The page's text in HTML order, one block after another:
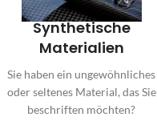
Synthetische
Materialien
Sie haben ein ungewöhnliches
oder seltenes Material, das Sie
beschriften möchten?